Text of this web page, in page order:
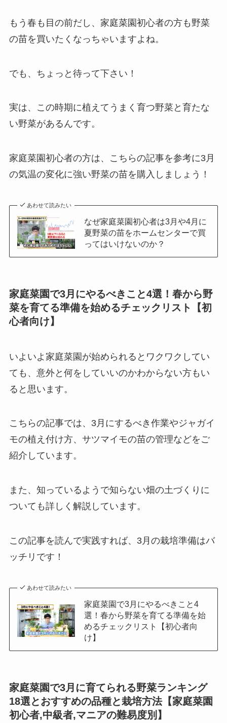
もう春も目の前だし、家庭菜園初心者の方も野菜
の苗を買いたくなっちゃいますよね。
でも、ちょっと待って下さい！
実は、この時期に植えてうまく育つ野菜と育たな
い野菜があるんです。
家庭菜園初心者の方は、こちらの記事を参考に3月
の気温の変化に強い野菜の苗を購入しましょう！
あわせて読みたい
なぜ家庭菜園初心者は3月や4月に
夏野菜の苗をホームセンターで買
ってはいけないのか？
家庭菜園で3月にやるべきこと4選！春から野
菜を育てる準備を始めるチェックリスト【初
心者向け】
いよいよ家庭菜園が始められるとワクワクしてい
ても、意外と何をしていいのかわからない方もい
ると思います。
こちらの記事では、3月にするべき作業やジャガイ
モの植え付け方、サツマイモの苗の管理などをご
紹介しています。
また、知っているようで知らない畑の土づくりに
ついても詳しく解説しています。
この記事を読んで実践すれば、3月の栽培準備はバ
ッチリです！
あわせて読みたい
家庭菜園で3月にやるべきこと4
選！春から野菜を育てる準備を始
めるチェックリスト【初心者向
け】
家庭菜園で3月に育てられる野菜ランキング
18選とおすすめの品種と栽培方法【家庭菜園
初心者,中級者,マニアの難易度別】